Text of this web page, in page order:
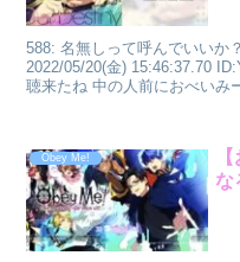
588: 名無しって呼んでいいか
2022/05/20(金) 15:46:37.70
聴来たね 中の人前におべいみ
Obey Me!
な